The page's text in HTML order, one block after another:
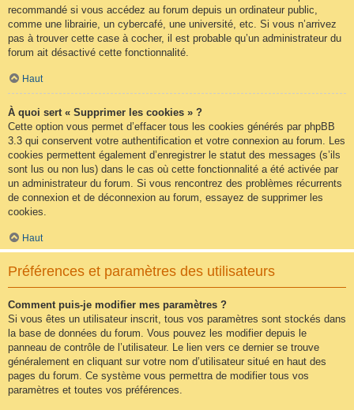
recommandé si vous accédez au forum depuis un ordinateur public,
comme une librairie, un cybercafé, une université, etc. Si vous n’arrivez
pas à trouver cette case à cocher, il est probable qu’un administrateur du
forum ait désactivé cette fonctionnalité.
Haut
À quoi sert « Supprimer les cookies » ?
Cette option vous permet d’effacer tous les cookies générés par phpBB
3.3 qui conservent votre authentification et votre connexion au forum. Les
cookies permettent également d’enregistrer le statut des messages (s’ils
sont lus ou non lus) dans le cas où cette fonctionnalité a été activée par
un administrateur du forum. Si vous rencontrez des problèmes récurrents
de connexion et de déconnexion au forum, essayez de supprimer les
cookies.
Haut
Préférences et paramètres des utilisateurs
Comment puis-je modifier mes paramètres ?
Si vous êtes un utilisateur inscrit, tous vos paramètres sont stockés dans
la base de données du forum. Vous pouvez les modifier depuis le
panneau de contrôle de l’utilisateur. Le lien vers ce dernier se trouve
généralement en cliquant sur votre nom d’utilisateur situé en haut des
pages du forum. Ce système vous permettra de modifier tous vos
paramètres et toutes vos préférences.